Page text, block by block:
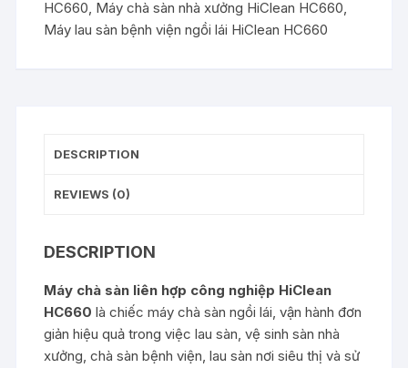
HC660, Máy chà sàn nhà xưởng HiClean HC660,
Máy lau sàn bệnh viện ngồi lái HiClean HC660
DESCRIPTION
REVIEWS (0)
DESCRIPTION
Máy chà sàn liên hợp công nghiệp HiClean
HC660 là chiếc máy chà sàn ngồi lái, vận hành đơn
giản hiệu quả trong việc lau sàn, vệ sinh sàn nhà
xưởng, chà sàn bệnh viện, lau sàn nơi siêu thị và sử